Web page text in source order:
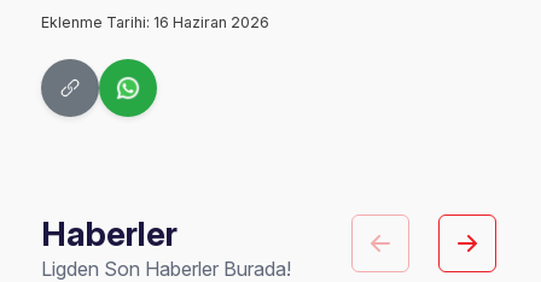
Eklenme Tarihi: 16 Haziran 2026
Haberler
Ligden Son Haberler Burada!